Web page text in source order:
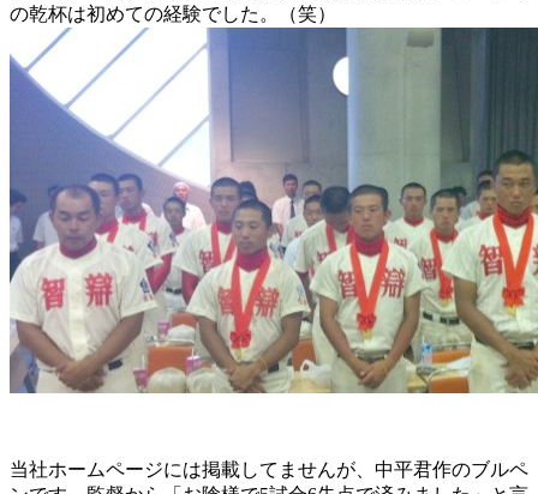
の乾杯は初めての経験でした。（笑）
当社ホームページには掲載してませんが、中平君作のブルペ